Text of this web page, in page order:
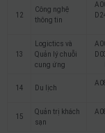
12
Công nghệ
thông tin
13
Logictics và
Quản lý chuỗi
cung ứng
14 Du lịch
15
Quản trị khách
sạn